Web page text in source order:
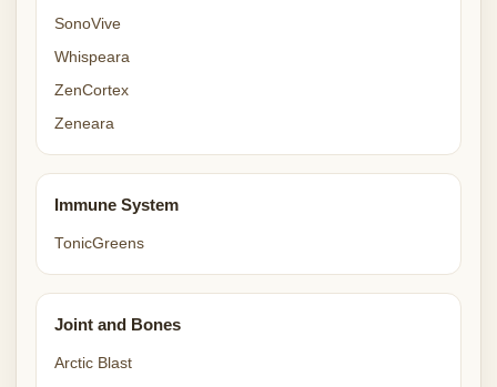
SonoVive
Whispeara
ZenCortex
Zeneara
Immune System
TonicGreens
Joint and Bones
Arctic Blast